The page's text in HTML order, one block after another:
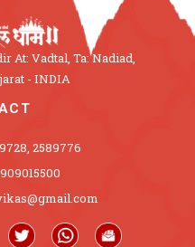
At: Vadtal, Ta: Nadiad,
- INDIA
2589776